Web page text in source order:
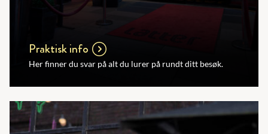
Praktisk info
Her finner du svar på alt du lurer på rundt ditt besøk.